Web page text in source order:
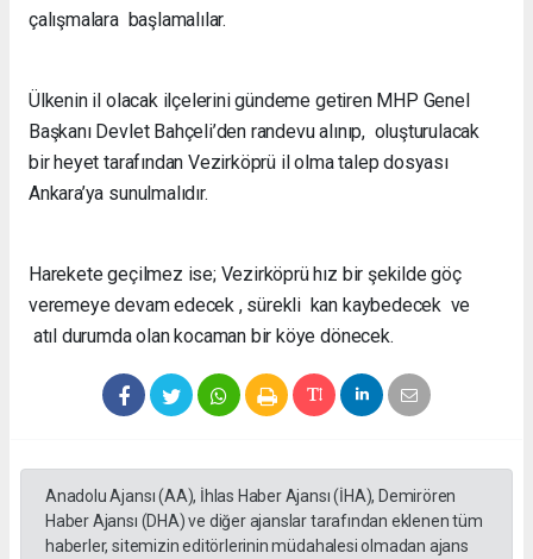
çalışmalara başlamalılar.
Ülkenin il olacak ilçelerini gündeme getiren MHP Genel
Başkanı Devlet Bahçeli’den randevu alınıp, oluşturulacak
bir heyet tarafından Vezirköprü il olma talep dosyası
Ankara’ya sunulmalıdır.
Harekete geçilmez ise; Vezirköprü hız bir şekilde göç
veremeye devam edecek , sürekli kan kaybedecek ve
atıl durumda olan kocaman bir köye dönecek.
Anadolu Ajansı (AA), İhlas Haber Ajansı (İHA), Demirören
Haber Ajansı (DHA) ve diğer ajanslar tarafından eklenen tüm
haberler, sitemizin editörlerinin müdahalesi olmadan ajans